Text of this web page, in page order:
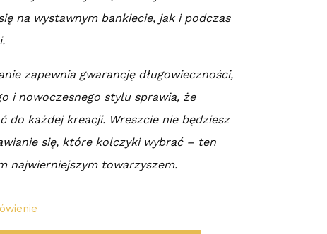
na wystawnym bankiecie, jak i podczas
zapewnia gwarancję długowieczności,
i nowoczesnego stylu sprawia, że
do każdej kreacji. Wreszcie nie będziesz
się, które kolczyki wybrać – ten
najwierniejszym towarzyszem.